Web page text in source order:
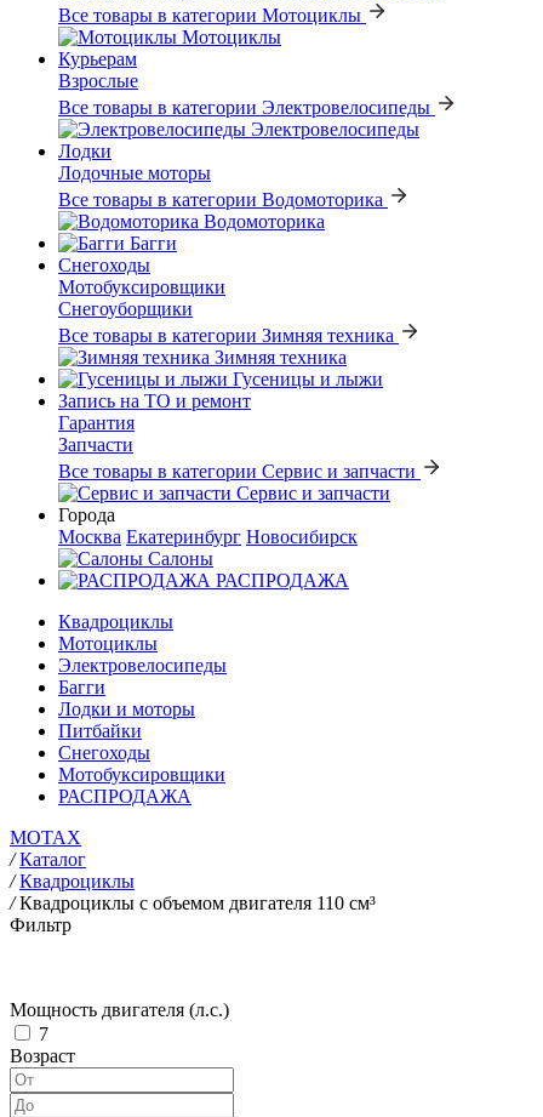
Все товары в категории Мотоциклы
Мотоциклы
Курьерам
Взрослые
Все товары в категории Электровелосипеды
Электровелосипеды
Лодки
Лодочные моторы
Все товары в категории Водомоторика
Водомоторика
Багги
Снегоходы
Мотобуксировщики
Снегоуборщики
Все товары в категории Зимняя техника
Зимняя техника
Гусеницы и лыжи
Запись на ТО и ремонт
Гарантия
Запчасти
Все товары в категории Сервис и запчасти
Сервис и запчасти
Города
Москва Екатеринбург Новосибирск
Салоны
РАСПРОДАЖА
Квадроциклы
Мотоциклы
Электровелосипеды
Багги
Лодки и моторы
Питбайки
Снегоходы
Мотобуксировщики
РАСПРОДАЖА
MOTAX
/ Каталог
/ Квадроциклы
/ Квадроциклы с объемом двигателя 110 см³
Фильтр
Мощность двигателя (л.с.)
7
Возраст